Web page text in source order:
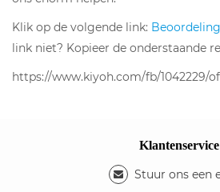
Klik op de volgende link:
link niet? Kopieer de onderstaande
https://www.kiyoh.com/fb/1042229/
Klantenservice
Stuur ons een